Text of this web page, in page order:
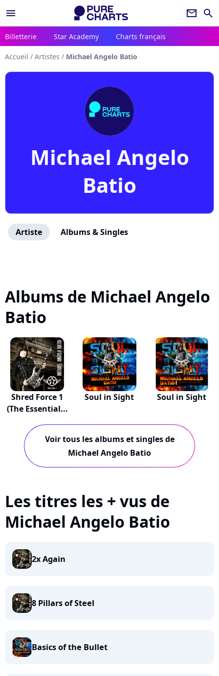
menu newsletter search
Billetterie Star Academy Charts français
Accueil / Artistes / Michael Angelo Batio
Michael Angelo
Batio
Artiste Albums & Singles
Albums de Michael Angelo
Batio
Shred Force 1
(The Essential...
Soul in Sight Soul in Sight
Voir tous les albums et singles de
Michael Angelo Batio
Les titres les + vus de
Michael Angelo Batio
2x Again
8 Pillars of Steel
Basics of the Bullet